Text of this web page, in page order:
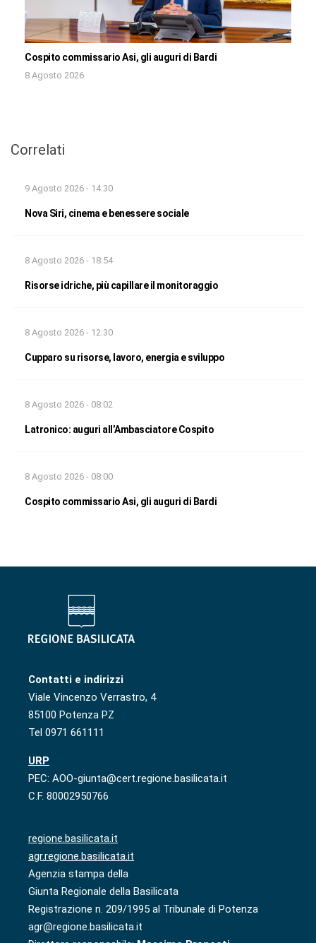
Cospito commissario Asi, gli auguri di Bardi
8 Agosto 2026
Correlati
9 Agosto 2026 - 14:30
Nova Siri, cinema e benessere sociale
8 Agosto 2026 - 18:54
Risorse idriche, più capillare il monitoraggio
8 Agosto 2026 - 12:30
Cupparo su risorse, lavoro, energia e sviluppo
8 Agosto 2026 - 08:02
Latronico: auguri all’Ambasciatore Cospito
8 Agosto 2026 - 08:00
Cospito commissario Asi, gli auguri di Bardi
Contatti e indirizzi
Viale Vincenzo Verrastro, 4
85100 Potenza PZ
Tel 0971 661111
URP
PEC: AOO-giunta@cert.regione.basilicata.it
C.F. 80002950766
regione.basilicata.it
agr.regione.basilicata.it
Agenzia stampa della
Giunta Regionale della Basilicata
Registrazione n. 209/1995 al Tribunale di Potenza
agr@regione.basilicata.it